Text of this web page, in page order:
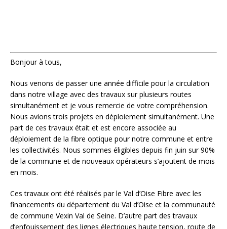
Bonjour à tous,
Nous venons de passer une année difficile pour la circulation
dans notre village avec des travaux sur plusieurs routes
simultanément et je vous remercie de votre compréhension.
Nous avions trois projets en déploiement simultanément. Une
part de ces travaux était et est encore associée au
déploiement de la fibre optique pour notre commune et entre
les collectivités. Nous sommes éligibles depuis fin juin sur 90%
de la commune et de nouveaux opérateurs s’ajoutent de mois
en mois.
Ces travaux ont été réalisés par le Val d’Oise Fibre avec les
financements du département du Val d’Oise et la communauté
de commune Vexin Val de Seine. D’autre part des travaux
d’enfouissement des lignes électriques haute tension, route de